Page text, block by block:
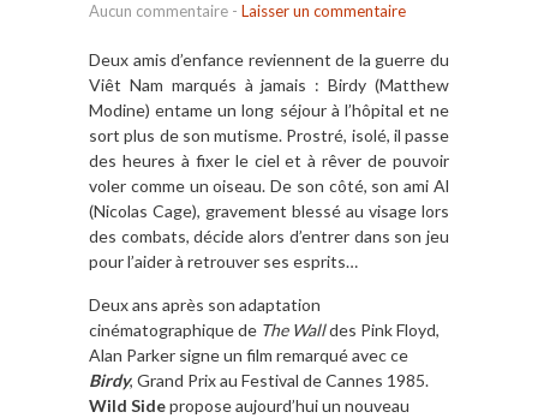
Aucun commentaire - Laisser un commentaire
Deux amis d’enfance reviennent de la guerre du
Viêt Nam marqués à jamais : Birdy (Matthew
Modine) entame un long séjour à l’hôpital et ne
sort plus de son mutisme. Prostré, isolé, il passe
des heures à fixer le ciel et à rêver de pouvoir
voler comme un oiseau. De son côté, son ami Al
(Nicolas Cage), gravement blessé au visage lors
des combats, décide alors d’entrer dans son jeu
pour l’aider à retrouver ses esprits…
Deux ans après son adaptation
cinématographique de The Walldes Pink Floyd,
Alan Parker signe un film remarqué avec ce
Birdy, Grand Prix au Festival de Cannes 1985.
Wild Sidepropose aujourd’hui un nouveau